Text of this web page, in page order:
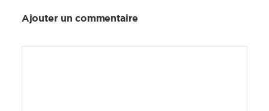
Ajouter un commentaire